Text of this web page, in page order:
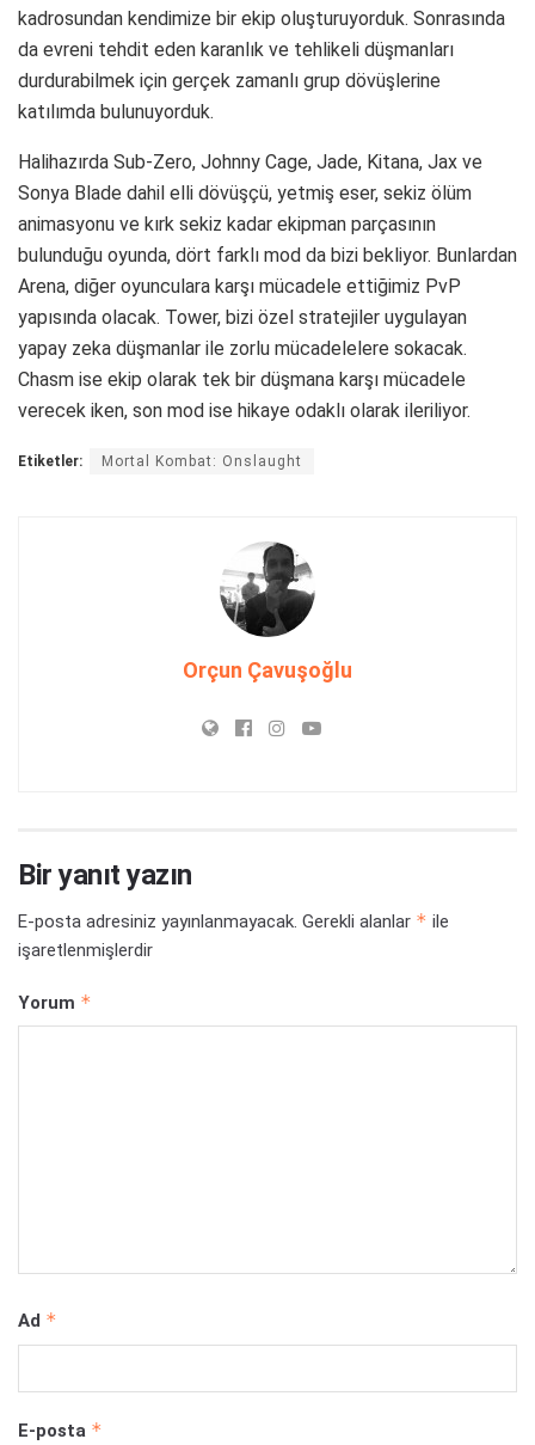
kadrosundan kendimize bir ekip oluşturuyorduk. Sonrasında
da evreni tehdit eden karanlık ve tehlikeli düşmanları
durdurabilmek için gerçek zamanlı grup dövüşlerine
katılımda bulunuyorduk.
Halihazırda Sub-Zero, Johnny Cage, Jade, Kitana, Jax ve
Sonya Blade dahil elli dövüşçü, yetmiş eser, sekiz ölüm
animasyonu ve kırk sekiz kadar ekipman parçasının
bulunduğu oyunda, dört farklı mod da bizi bekliyor. Bunlardan
Arena, diğer oyunculara karşı mücadele ettiğimiz PvP
yapısında olacak. Tower, bizi özel stratejiler uygulayan
yapay zeka düşmanlar ile zorlu mücadelelere sokacak.
Chasm ise ekip olarak tek bir düşmana karşı mücadele
verecek iken, son mod ise hikaye odaklı olarak ileriliyor.
Etiketler: Mortal Kombat: Onslaught
Orçun Çavuşoğlu
Bir yanıt yazın
E-posta adresiniz yayınlanmayacak. Gerekli alanlar * ile
işaretlenmişlerdir
Yorum *
Ad *
E-posta *